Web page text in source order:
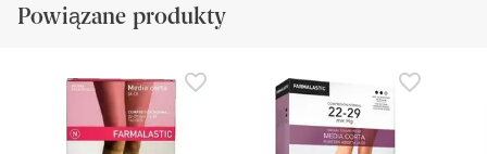
Powiązane produkty